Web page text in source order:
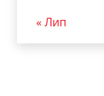
« Лип